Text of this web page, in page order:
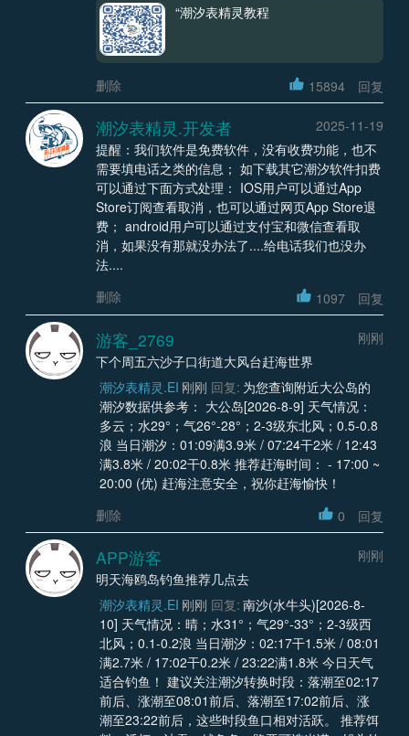
“潮汐表精灵教程
删除 15894 回复
潮汐表精灵.开发者
2025-11-19
提醒：我们软件是免费软件，没有收费功能，也不
需要填电话之类的信息； 如下载其它潮汐软件扣费
可以通过下面方式处理： IOS用户可以通过App
Store订阅查看取消，也可以通过网页App Store退
费； android用户可以通过支付宝和微信查看取
消，如果没有那就没办法了....给电话我们也没办
法....
删除
1097 回复
游客_2769
刚刚
下个周五六沙子口街道大风台赶海世界
潮汐表精灵.EI 刚刚 回复: 为您查询附近大公岛的
潮汐数据供参考： 大公岛[2026-8-9] 天气情况：
多云；水29°；气26°-28°；2-3级东北风；0.5-0.8
浪 当日潮汐：01:09满3.9米 / 07:24干2米 / 12:43
满3.8米 / 20:02干0.8米 推荐赶海时间： - 17:00 ~
20:00 (优) 赶海注意安全，祝你赶海愉快！
删除
0 回复
APP游客
刚刚
明天海鸥岛钓鱼推荐几点去
潮汐表精灵.EI 刚刚 回复: 南沙(水牛头)[2026-8-
10] 天气情况：晴；水31°；气29°-33°；2-3级西
北风；0.1-0.2浪 当日潮汐：02:17干1.5米 / 08:01
满2.7米 / 17:02干0.2米 / 23:22满1.8米 今日天气
适合钓鱼！ 建议关注潮汐转换时段：落潮至02:17
前后、涨潮至08:01前后、落潮至17:02前后、涨
潮至23:22前后，这些时段鱼口相对活跃。 推荐饵